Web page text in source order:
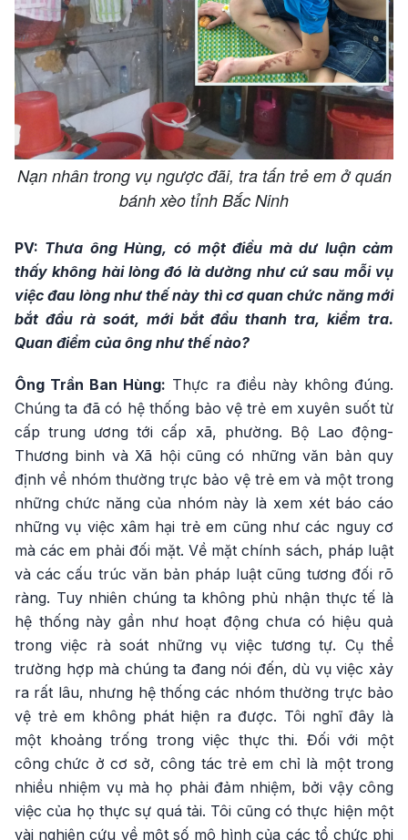
Nạn nhân trong vụ ngược đãi, tra tấn trẻ em ở quán
bánh xèo tỉnh Bắc Ninh
PV: Thưa ông Hùng, có một điều mà dư luận cảm
thấy không hài lòng đó là dường như cứ sau mỗi vụ
việc đau lòng như thế này thì cơ quan chức năng mới
bắt đầu rà soát, mới bắt đầu thanh tra, kiểm tra.
Quan điểm của ông như thế nào?
Ông Trần Ban Hùng: Thực ra điều này không đúng.
Chúng ta đã có hệ thống bảo vệ trẻ em xuyên suốt từ
cấp trung ương tới cấp xã, phường. Bộ Lao động-
Thương binh và Xã hội cũng có những văn bản quy
định về nhóm thường trực bảo vệ trẻ em và một trong
những chức năng của nhóm này là xem xét báo cáo
những vụ việc xâm hại trẻ em cũng như các nguy cơ
mà các em phải đối mặt. Về mặt chính sách, pháp luật
và các cấu trúc văn bản pháp luật cũng tương đối rõ
ràng. Tuy nhiên chúng ta không phủ nhận thực tế là
hệ thống này gần như hoạt động chưa có hiệu quả
trong việc rà soát những vụ việc tương tự. Cụ thể
trường hợp mà chúng ta đang nói đến, dù vụ việc xảy
ra rất lâu, nhưng hệ thống các nhóm thường trực bảo
vệ trẻ em không phát hiện ra được. Tôi nghĩ đây là
một khoảng trống trong việc thực thi. Đối với một
công chức ở cơ sở, công tác trẻ em chỉ là một trong
nhiều nhiệm vụ mà họ phải đảm nhiệm, bởi vậy công
việc của họ thực sự quá tải. Tôi cũng có thực hiện một
vài nghiên cứu về một số mô hình của các tổ chức phi